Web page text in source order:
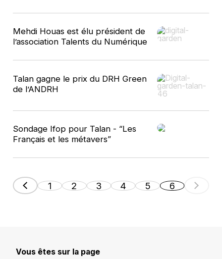
Mehdi Houas est élu président de
l’association Talents du Numérique
Talan gagne le prix du DRH Green
de l’ANDRH
Sondage Ifop pour Talan - “Les
Français et les métavers”
1 2 3 4 5 6
Vous êtes sur la page